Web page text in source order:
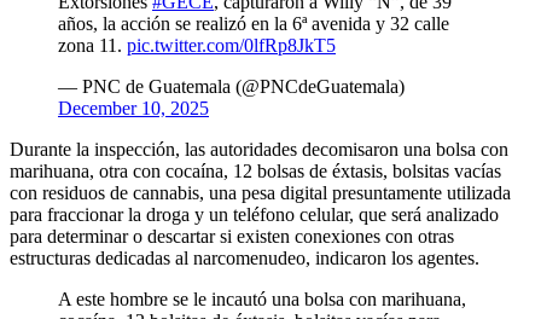
años, la acción se realizó en la 6ª avenida y 32 calle
zona 11. pic.twitter.com/0lfRp8JkT5
— PNC de Guatemala (@PNCdeGuatemala)
December 10, 2025
Durante la inspección, las autoridades decomisaron una bolsa con
marihuana, otra con cocaína, 12 bolsas de éxtasis, bolsitas vacías
con residuos de cannabis, una pesa digital presuntamente utilizada
para fraccionar la droga y un teléfono celular, que será analizado
para determinar o descartar si existen conexiones con otras
estructuras dedicadas al narcomenudeo, indicaron los agentes.
A este hombre se le incautó una bolsa con marihuana,